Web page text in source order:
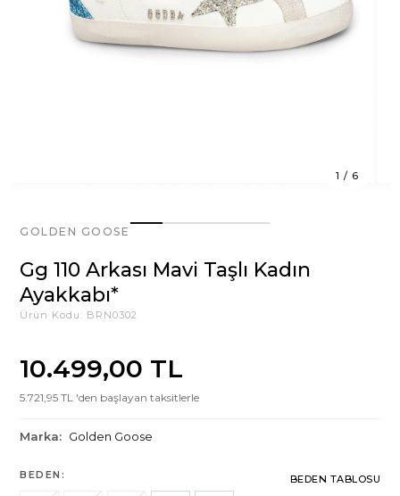
1 / 6
GOLDEN GOOSE
Gg 110 Arkası Mavi Taşlı Kadın
Ayakkabı*
Ürün Kodu: BRN0302
10.499,00 TL
5.721,95 TL 'den başlayan taksitlerle
Marka: Golden Goose
BEDEN: BEDEN TABLOSU